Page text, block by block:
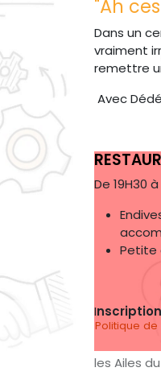
"Ah
Dans un
vraiment
remettre
Avec
De 19H30
Petite
I
Politique
les Ailes